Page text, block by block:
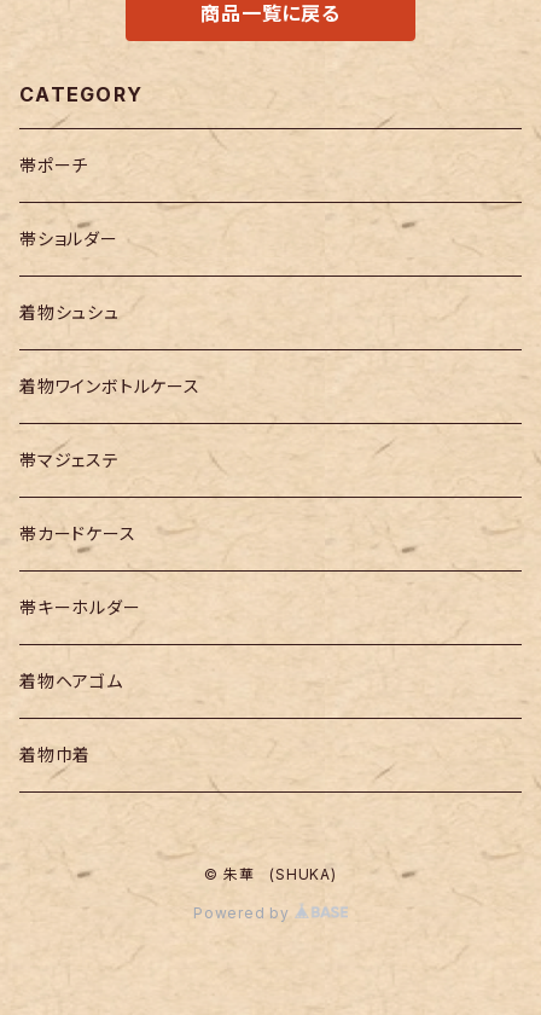
商品一覧に戻る
CATEGORY
帯ポーチ
帯ショルダー
着物シュシュ
着物ワインボトルケース
帯マジェステ
帯カードケース
帯キーホルダー
着物ヘアゴム
着物巾着
© 朱華 (SHUKA)
Powered by